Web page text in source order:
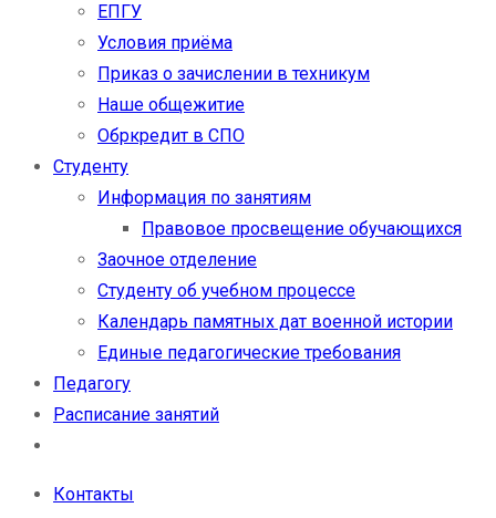
ЕПГУ
Условия приёма
Приказ о зачислении в техникум
Наше общежитие
Обркредит в СПО
Студенту
Информация по занятиям
Правовое просвещение обучающихся
Заочное отделение
Студенту об учебном процессе
Календарь памятных дат военной истории
Единые педагогические требования
Педагогу
Расписание занятий
Контакты